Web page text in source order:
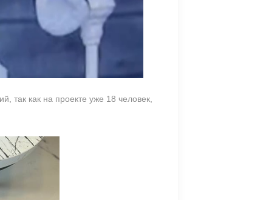
так как на проекте уже 18 человек,